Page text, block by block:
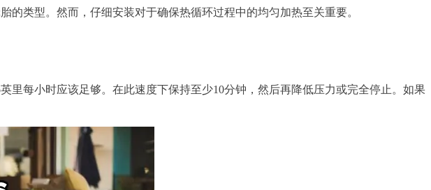
类型。然而，仔细安装对于确保热循环过程中的均匀加热至关重要。
每小时应该足够。在此速度下保持至少10分钟，然后再降低压力或完全停止。如果